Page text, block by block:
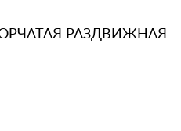
РАЗДВИЖНАЯ